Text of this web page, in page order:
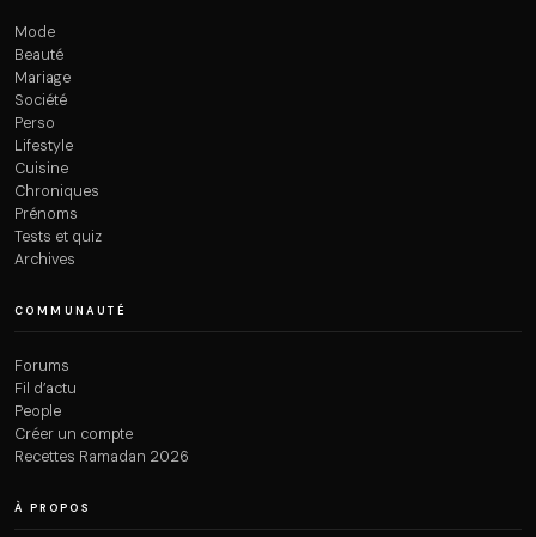
Mode
Beauté
Mariage
Société
Perso
Lifestyle
Cuisine
Chroniques
Prénoms
Tests et quiz
Archives
COMMUNAUTÉ
Forums
Fil d’actu
People
Créer un compte
Recettes Ramadan 2026
À PROPOS